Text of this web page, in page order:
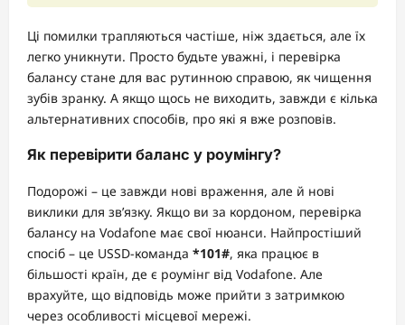
Ці помилки трапляються частіше, ніж здається, але їх
легко уникнути. Просто будьте уважні, і перевірка
балансу стане для вас рутинною справою, як чищення
зубів зранку. А якщо щось не виходить, завжди є кілька
альтернативних способів, про які я вже розповів.
Як перевірити баланс у роумінгу?
Подорожі – це завжди нові враження, але й нові
виклики для зв’язку. Якщо ви за кордоном, перевірка
балансу на Vodafone має свої нюанси. Найпростіший
спосіб – це USSD-команда *101#, яка працює в
більшості країн, де є роумінг від Vodafone. Але
врахуйте, що відповідь може прийти з затримкою
через особливості місцевої мережі.